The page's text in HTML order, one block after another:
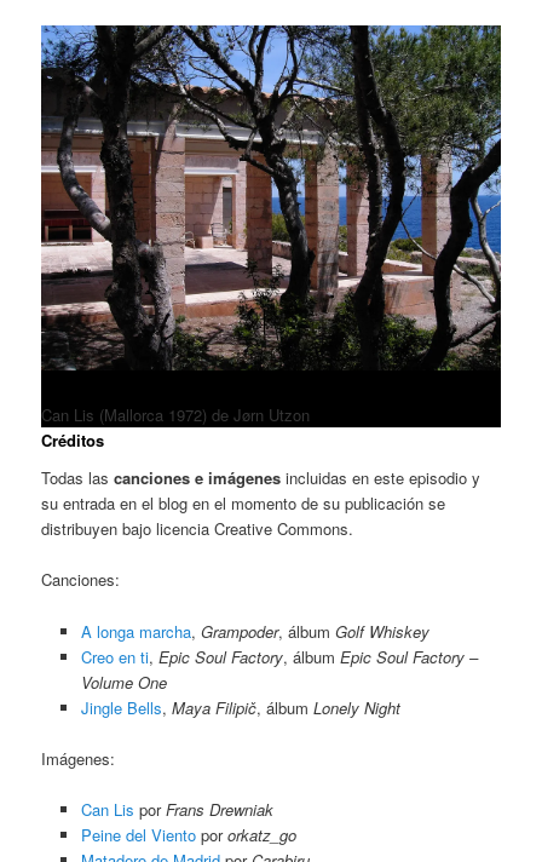
Can Lis (Mallorca 1972) de Jørn Utzon
Créditos
Todas lascanciones e imágenes incluidas en este episodio y
su entrada en el blog en el momento de su publicación se
distribuyen bajo licencia Creative Commons.
Canciones:
A longa marcha, Grampoder, álbum Golf Whiskey
Creo en ti, Epic Soul Factory, álbum Epic Soul Factory –
Volume One
Jingle Bells, Maya Filipič, álbum Lonely Night
Imágenes:
Can Lis porFrans Drewniak
Peine del Vientopororkatz_go